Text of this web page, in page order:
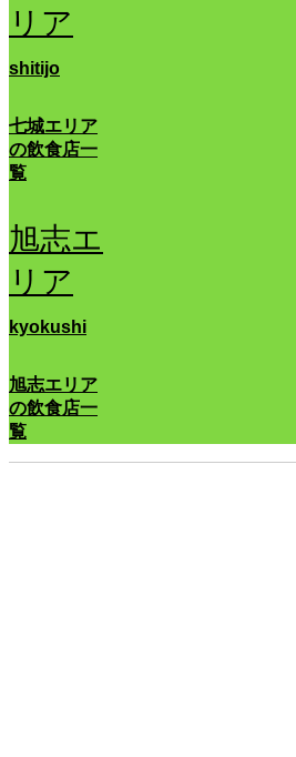
リア
shitijo
七城エリア
の飲食店一
覧
旭志エ
リア
kyokushi
旭志エリア
の飲食店一
覧